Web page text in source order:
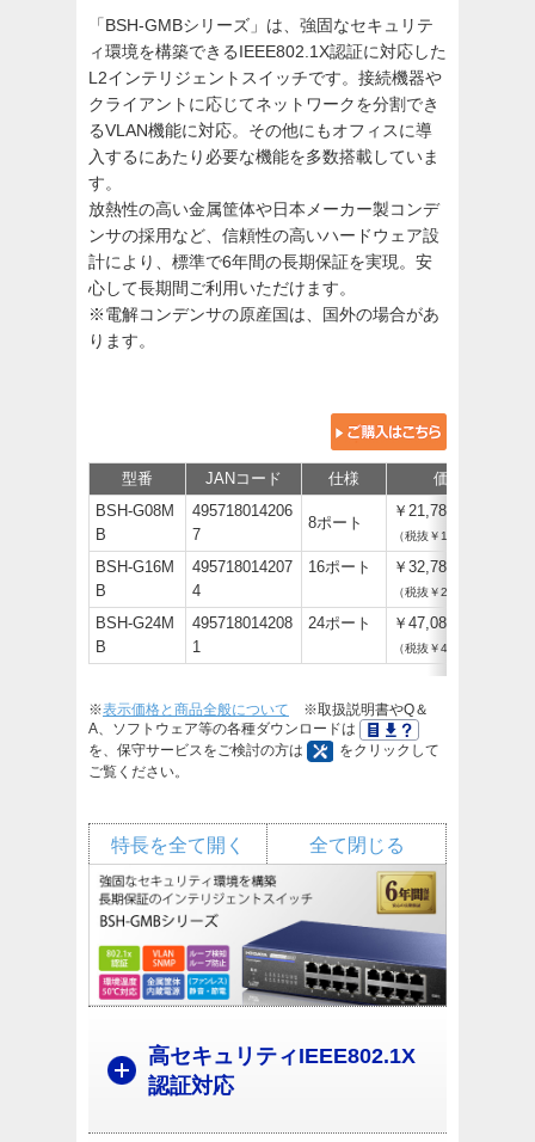
「BSH-GMBシリーズ」は、強固なセキュリテ
ィ環境を構築できるIEEE802.1X認証に対応した
L2インテリジェントスイッチです。接続機器や
クライアントに応じてネットワークを分割でき
るVLAN機能に対応。その他にもオフィスに導
入するにあたり必要な機能を多数搭載していま
す。
放熱性の高い金属筐体や日本メーカー製コンデ
ンサの採用など、信頼性の高いハードウェア設
計により、標準で6年間の長期保証を実現。安
心して長期間ご利用いただけます。
※電解コンデンサの原産国は、国外の場合があ
ります。
型番 JANコード 仕様 価格
BSH-G08M
B
495718014206
7
8ポート
￥21,780
（税抜￥19,800）
BSH-G16M
B
495718014207
4
16ポート ￥32,780
（税抜￥29,800）
BSH-G24M
B
495718014208
1
24ポート ￥47,080
（税抜￥42,800）
※表示価格と商品全般について ※取扱説明書やQ＆
A、ソフトウェア等の各種ダウンロードは
を、保守サービスをご検討の方は
をクリックして
ご覧ください。
全て閉じる
特長を全て開く
高セキュリティIEEE802.1X
認証対応